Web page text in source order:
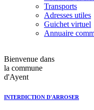
Transports
Adresses utiles
Guichet virtuel
Annuaire
Bienvenue dans
la commune
d'Ayent
INTERDICTION D'ARROSER